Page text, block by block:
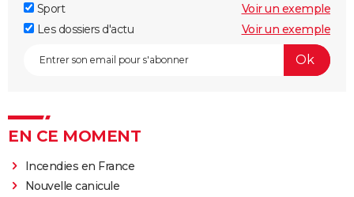
Sport
Voir un exemple
Les dossiers d'actu
Voir un exemple
EN CE MOMENT
Incendies en France
Nouvelle canicule